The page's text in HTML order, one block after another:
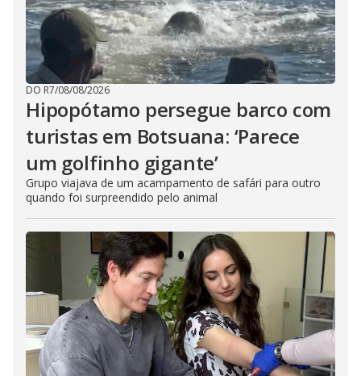
DO R7/08/08/2026
Hipopótamo persegue barco com
turistas em Botsuana: ‘Parece
um golfinho gigante’
Grupo viajava de um acampamento de safári para outro
quando foi surpreendido pelo animal